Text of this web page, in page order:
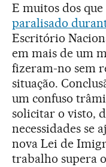
E muitos dos
paralisado
Escritório
em mais de um
fizeram-no sem
situação.
um confuso
solicitar o visto,
necessidades se
nova Lei de
trabalho supera